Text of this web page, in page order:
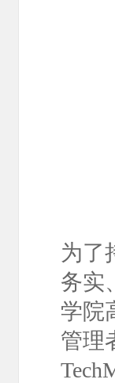
为了
务实
学院
管理